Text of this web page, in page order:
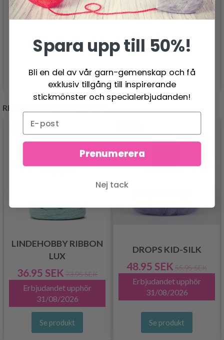
Pris från 26.95 SEK
Se produkt
24.95 SEK
Se produkt
REKOMMENDERAS FÖR DIG
LINDEHOBBY RIBBON
LUX
36.95 SEK 73.95 SEK
Erbjudandet upphör
31/08/2026
Se produkt
DROPS KID-SILK
48.95 SEK 55.95 SEK
Erbjudandet upphör
31/08/2026
Se produkt
Spara upp till 50%!
Bli en del av vår garn-gemenskap och få
exklusiv tillgång till inspirerande
stickmönster och specialerbjudanden!
Prenumerera
Nej tack